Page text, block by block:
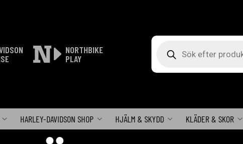
NORTHBIKE
PLAY
HARLEY-DAVIDSON SHOP HJÄLM & SKYDD KLÄDER & SKOR